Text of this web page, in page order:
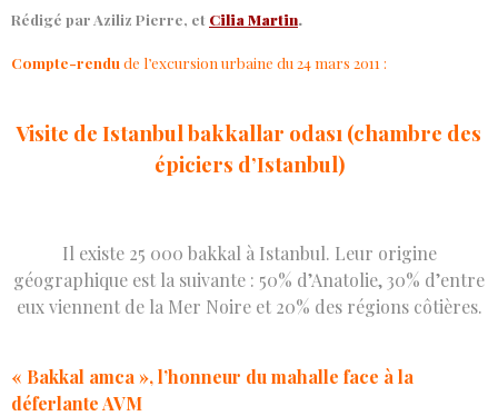
Rédigé par Aziliz Pierre, et Cilia Martin.
Compte-rendu de l’excursion urbaine du 24 mars 2011 :
Visite de Istanbul bakkallar odası (chambre des
épiciers d’Istanbul)
Il existe 25 000 bakkal à Istanbul. Leur origine
géographique est la suivante : 50% d’Anatolie, 30% d’entre
eux viennent de la Mer Noire et 20% des régions côtières.
« Bakkal amca », l’honneur du mahalle face à la
déferlante AVM